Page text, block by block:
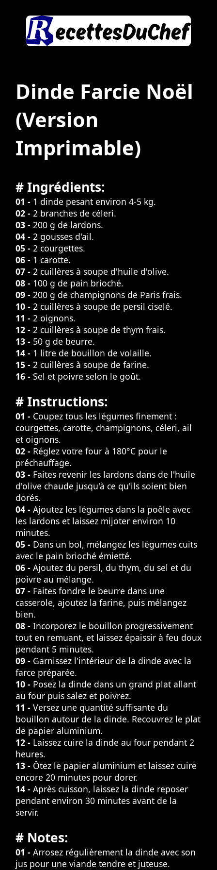
Dinde Farcie Noël
(Version
Imprimable)
# Ingrédients:
01 - 1 dinde pesant environ 4-5 kg.
02 - 2 branches de céleri.
03 - 200 g de lardons.
04 - 2 gousses d'ail.
05 - 2 courgettes.
06 - 1 carotte.
07 - 2 cuillères à soupe d'huile d'olive.
08 - 100 g de pain brioché.
09 - 200 g de champignons de Paris frais.
10 - 2 cuillères à soupe de persil ciselé.
11 - 2 oignons.
12 - 2 cuillères à soupe de thym frais.
13 - 50 g de beurre.
14 - 1 litre de bouillon de volaille.
15 - 2 cuillères à soupe de farine.
16 - Sel et poivre selon le goût.
# Instructions:
01 - Coupez tous les légumes finement :
courgettes, carotte, champignons, céleri, ail
et oignons.
02 - Réglez votre four à 180°C pour le
préchauffage.
03 - Faites revenir les lardons dans de l'huile
d'olive chaude jusqu'à ce qu'ils soient bien
dorés.
04 - Ajoutez les légumes dans la poêle avec
les lardons et laissez mijoter environ 10
minutes.
05 - Dans un bol, mélangez les légumes cuits
avec le pain brioché émietté.
06 - Ajoutez du persil, du thym, du sel et du
poivre au mélange.
07 - Faites fondre le beurre dans une
casserole, ajoutez la farine, puis mélangez
bien.
08 - Incorporez le bouillon progressivement
tout en remuant, et laissez épaissir à feu doux
pendant 5 minutes.
09 - Garnissez l'intérieur de la dinde avec la
farce préparée.
10 - Posez la dinde dans un grand plat allant
au four puis salez et poivrez.
11 - Versez une quantité suffisante du
bouillon autour de la dinde. Recouvrez le plat
de papier aluminium.
12 - Laissez cuire la dinde au four pendant 2
heures.
13 - Ôtez le papier aluminium et laissez cuire
encore 20 minutes pour dorer.
14 - Après cuisson, laissez la dinde reposer
pendant environ 30 minutes avant de la
servir.
# Notes:
01 - Arrosez régulièrement la dinde avec son
jus pour une viande tendre et juteuse.